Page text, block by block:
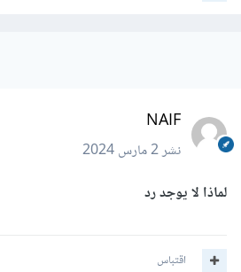
NAIF
نشر2 مارس 2024
لماذا لا يوجد رد
اقتباس